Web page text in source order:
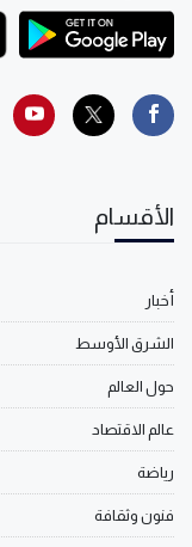
الأقسام
أخبار
الشرق الأوسط
حول العالم
عالم الاقتصاد
رياضة
فنون وثقافة